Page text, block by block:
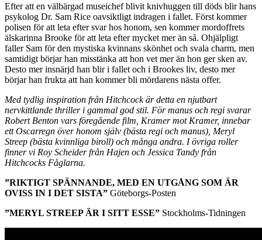
Efter att en välbärgad museichef blivit knivhuggen till döds blir hans
psykolog Dr. Sam Rice oavsiktligt indragen i fallet. Först kommer
polisen för att leta efter svar hos honom, sen kommer mordoffrets
älskarinna Brooke för att leta efter mycket mer än så. Ohjälpligt
faller Sam för den mystiska kvinnans skönhet och svala charm, men
samtidigt börjar han misstänka att hon vet mer än hon ger sken av.
Desto mer insnärjd han blir i fallet och i Brookes liv, desto mer
börjar han frukta att han kommer bli mördarens nästa offer.
Med tydlig inspiration från Hitchcock är detta en njutbart
nervkittlande thriller i gammal god stil. För manus och regi svarar
Robert Benton vars föregående film, Kramer mot Kramer, innebar
ett Oscarregn över honom själv (bästa regi och manus), Meryl
Streep (bästa kvinnliga biroll) och många andra. I övriga roller
finner vi Roy Scheider från Hajen och Jessica Tandy från
Hitchcocks Fåglarna.
”RIKTIGT SPÄNNANDE, MED EN UTGÅNG SOM ÄR
OVISS IN I DET SISTA” Göteborgs-Posten
”MERYL STREEP ÄR I SITT ESSE” Stockholms-Tidningen